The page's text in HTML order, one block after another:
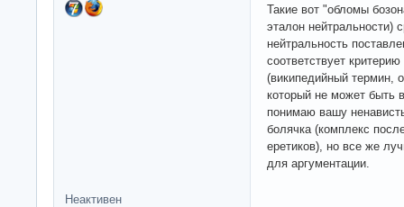
Такие вот "обломы
эталон нейтральности)
нейтральность
соответствует
(википедийный термин,
который не может быть
понимаю вашу
болячка (комплекс
еретиков), но все же
для аргументации.
Неактивен